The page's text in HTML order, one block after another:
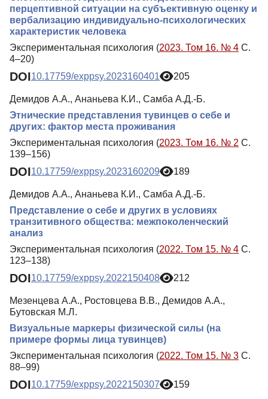
перцептивной ситуации на субъективную оценку и
вербализацию индивидуально-психологических
характеристик человека
Экспериментальная психология (2023. Том 16. № 4 С.
4–20)
DOI10.17759/exppsy.2023160401 205
Демидов А.А., Ананьева К.И., Самба А.Д.-Б.
Этнические представления тувинцев о себе и
других: фактор места проживания
Экспериментальная психология (2023. Том 16. № 2 С.
139–156)
DOI10.17759/exppsy.2023160209 189
Демидов А.А., Ананьева К.И., Самба А.Д.-Б.
Представление о себе и других в условиях
транзитивного общества: межпоколенческий
анализ
Экспериментальная психология (2022. Том 15. № 4 С.
123–138)
DOI10.17759/exppsy.2022150408 212
Мезенцева А.А., Ростовцева В.В., Демидов А.А.,
Бутовская М.Л.
Визуальные маркеры физической силы (на
примере формы лица тувинцев)
Экспериментальная психология (2022. Том 15. № 3 С.
88–99)
DOI10.17759/exppsy.2022150307 159